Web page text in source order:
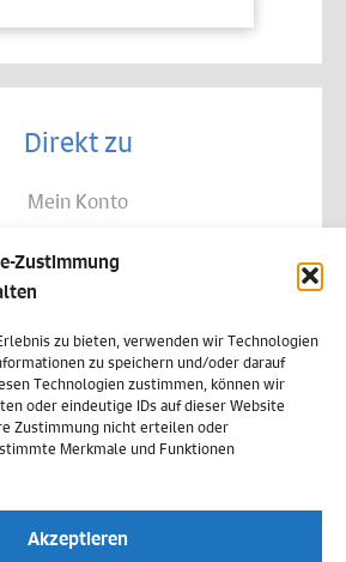
Zustimmung
zu bieten, verwenden wir Technologien
zu speichern und/oder darauf
Technologien zustimmen, können wir
oder eindeutige IDs auf dieser Website
Zustimmung nicht erteilen oder
Merkmale und Funktionen
Akzeptieren
Direkt zu
Mein Konto
Geschäftsbedingungen
Datenschutz
Widerruf
Zahlungsweisen
& Lieferung
Richtlinie (EU)